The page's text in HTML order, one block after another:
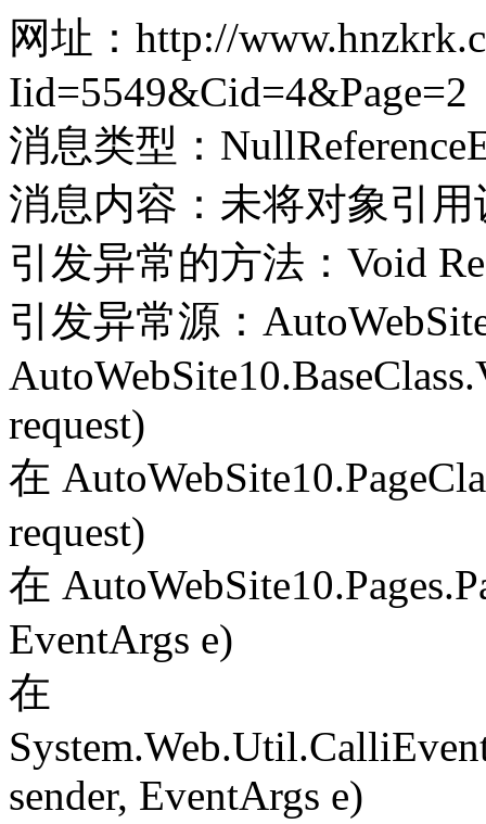
网址：http://
Iid=5549&Cid=4&Page=2
消息类型：
消息内容：未将对象引
引发异常的方法：Void
引发异常源：
request)
在
request)
在
EventArgs e)
在
sender, EventArgs e)